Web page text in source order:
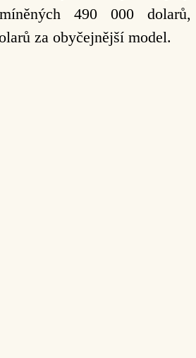
490 000 dolarů,
za obyčejnější model.